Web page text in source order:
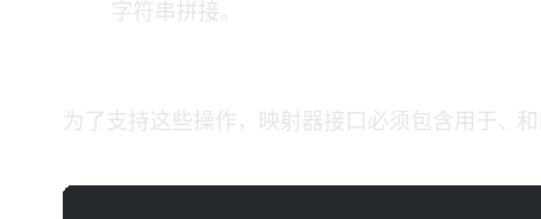
字符串拼接。
为了支持这些操作，映射器接口必须包含用于 INSERT、UPDATE 和 DELETE 的方